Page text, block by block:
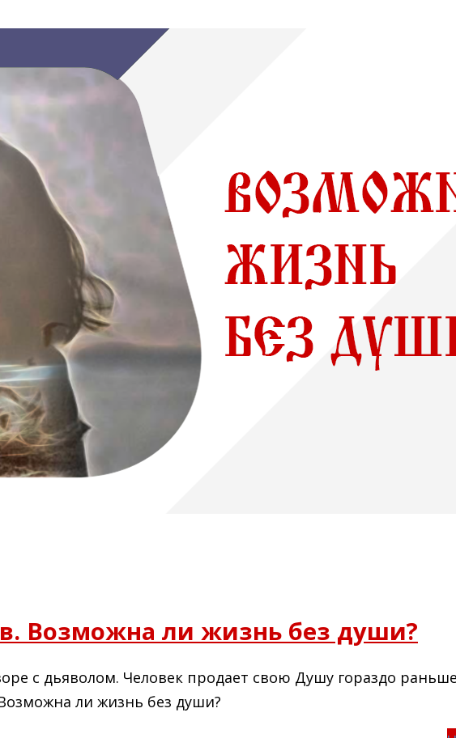
Возможна ли жизнь без души?
с дьяволом. Человек продает свою Душу гораздо
ли жизнь без души?